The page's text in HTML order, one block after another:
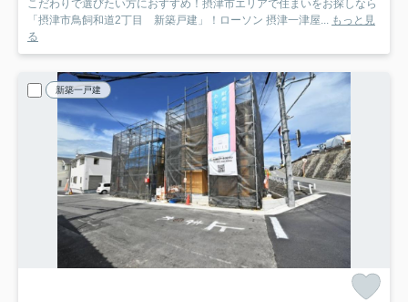
こだわりで選びたい方におすすめ！摂津市エリアで住まいをお探しなら
「摂津市鳥飼和道2丁目 新築戸建」！ローソン 摂津一津屋...
もっと見
る
新築一戸建